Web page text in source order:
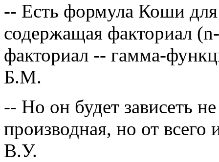
-- Есть формула Коши для
содержащая факториал
факториал -- гамма-
Б.М.
-- Но он будет зависеть
производная, но от всего
В.У.